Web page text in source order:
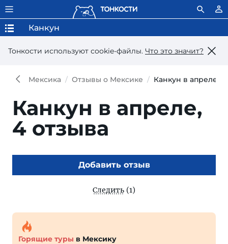
Тонкости используют сookie-файлы. Что это значит?
Канкун
Мексика Отзывы о Мексике Канкун в апреле
Канкун в апреле,
4 отзыва
Добавить отзыв
Следить (1)
Горящие туры в Мексику